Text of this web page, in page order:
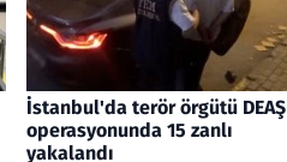
İstanbul'da terör örgütü DEAŞ
operasyonunda 15 zanlı
yakalandı